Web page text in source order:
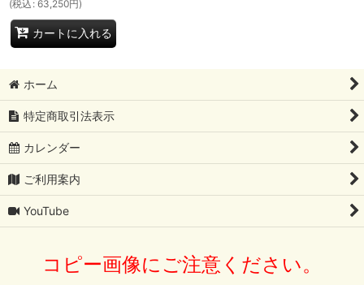
(税込 : 63,250円)
カートに入れる
ホーム
特定商取引法表示
カレンダー
ご利用案内
YouTube
コピー画像にご注意ください。